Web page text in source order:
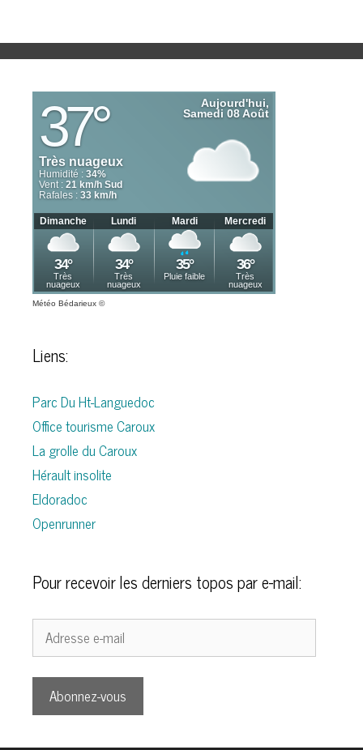
Météo Bédarieux ©
Liens:
Parc Du Ht-Languedoc
Office tourisme Caroux
La grolle du Caroux
Hérault insolite
Eldoradoc
Openrunner
Pour recevoir les derniers topos par e-mail:
Adresse
Abonnez-vous